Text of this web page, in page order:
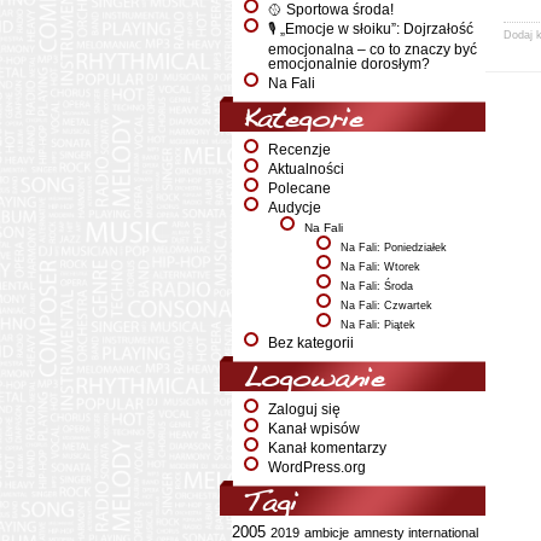
🥎 Sportowa środa!
🎙️ „Emocje w słoiku”: Dojrzałość
emocjonalna – co to znaczy być
emocjonalnie dorosłym?
Na Fali
Kategorie
Recenzje
Aktualności
Polecane
Audycje
Na Fali
Na Fali: Poniedziałek
Na Fali: Wtorek
Na Fali: Środa
Na Fali: Czwartek
Na Fali: Piątek
Bez kategorii
Logowanie
Zaloguj się
Kanał wpisów
Kanał komentarzy
WordPress.org
Tagi
2005 2019 ambicje amnesty international
Dodaj